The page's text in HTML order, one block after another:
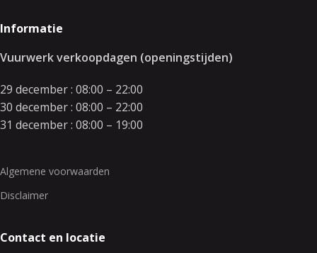
Informatie
Vuurwerk verkoopdagen (openingstijden)
29 december : 08:00 – 22:00
30 december : 08:00 – 22:00
31 december : 08:00 – 19:00
Algemene voorwaarden
Disclaimer
Contact en locatie